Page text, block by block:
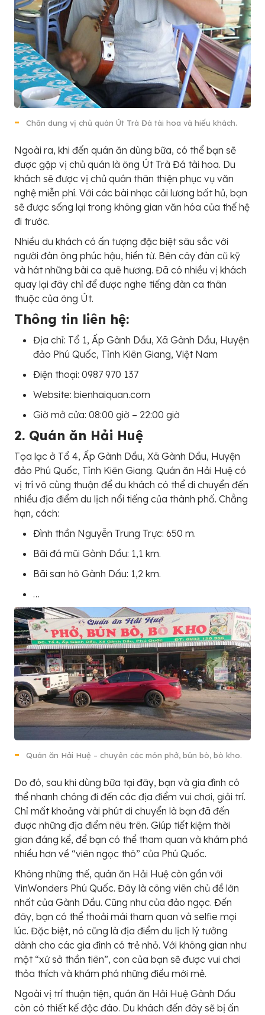
Chân dung vị chủ quán Út Trà Đá tài hoa và hiếu khách.
Ngoài ra, khi đến quán ăn dùng bữa, có thể bạn sẽ
được gặp vị chủ quán là ông Út Trà Đá tài hoa. Du
khách sẽ được vị chủ quán thân thiện phục vụ văn
nghệ miễn phí. Với các bài nhạc cải lương bất hủ, bạn
sẽ được sống lại trong không gian văn hóa của thế hệ
đi trước.
Nhiều du khách có ấn tượng đặc biệt sâu sắc với
người đàn ông phúc hậu, hiền từ. Bên cây đàn cũ kỹ
và hát những bài ca quê hương. Đã có nhiều vị khách
quay lại đây chỉ để được nghe tiếng đàn ca thân
thuộc của ông Út.
Thông tin liên hệ:
Địa chỉ: Tổ 1, Ấp Gành Dầu, Xã Gành Dầu, Huyện
đảo Phú Quốc, Tỉnh Kiên Giang, Việt Nam
Điện thoại: 0987 970 137
Website: bienhaiquan.com
Giờ mở cửa: 08:00 giờ – 22:00 giờ
2. Quán ăn Hải Huệ
Tọa lạc ở Tổ 4, Ấp Gành Dầu, Xã Gành Dầu, Huyện
đảo Phú Quốc, Tỉnh Kiên Giang. Quán ăn Hải Huệ có
vị trí vô cùng thuận để du khách có thể di chuyển đến
nhiều địa điểm du lịch nổi tiếng của thành phố. Chẳng
hạn, cách:
Đình thần Nguyễn Trung Trực: 650 m.
Bãi đá mũi Gành Dầu: 1,1 km.
Bãi san hô Gành Dầu: 1,2 km.
…
Quán ăn Hải Huệ – chuyên các món phở, bún bò, bò kho.
Do đó, sau khi dùng bữa tại đây, bạn và gia đình có
thể nhanh chóng đi đến các địa điểm vui chơi, giải trí.
Chỉ mất khoảng vài phút di chuyển là bạn đã đến
được những địa điểm nêu trên. Giúp tiết kiệm thời
gian đáng kể, để bạn có thể tham quan và khám phá
nhiều hơn về “viên ngọc thô” của Phú Quốc.
Không những thế, quán ăn Hải Huệ còn gần với
VinWonders Phú Quốc. Đây là công viên chủ đề lớn
nhất của Gành Dầu. Cũng như của đảo ngọc. Đến
đây, bạn có thể thoải mái tham quan và selfie mọi
lúc. Đặc biệt, nó cũng là địa điểm du lịch lý tưởng
dành cho các gia đình có trẻ nhỏ. Với không gian như
một “xứ sở thần tiên”, con của bạn sẽ được vui chơi
thỏa thích và khám phá những điều mới mẻ.
Ngoài vị trí thuận tiện, quán ăn Hải Huệ Gành Dầu
còn có thiết kế độc đáo. Du khách đến đây sẽ bị ấn